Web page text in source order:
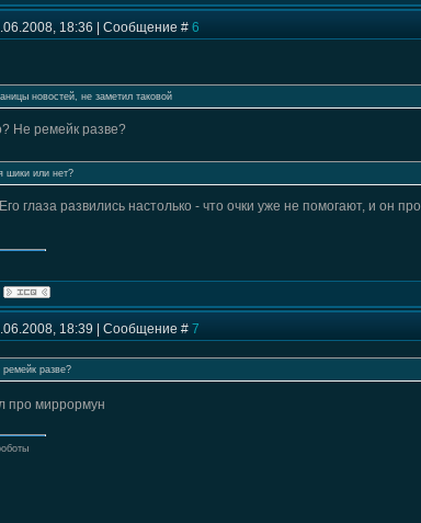
18:36 | Сообщение # 6
новостей, не заметил таковой
Не ремейк разве?
шики или нет?
глаза развились настолько - что очки уже не помогают, и он
18:39 | Сообщение # 7
разве?
про миррормун